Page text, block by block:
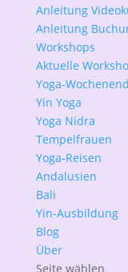
Anleitung
Anleitung
Workshops
Aktuelle
Yoga-
Yin Yoga
Yoga Nidra
Tempelfrauen
Yoga-Reisen
Andalusien
Bali
Yin-Ausbildung
Blog
Über
Seite wählen